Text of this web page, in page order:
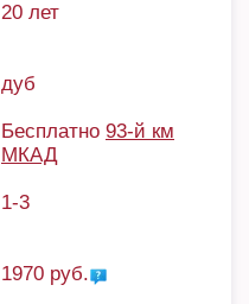
20 лет
дуб
Бесплатно 93-й км
МКАД
1-3
1970 руб.